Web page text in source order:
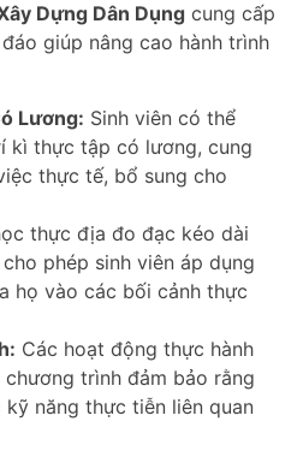
Dựng Dân Dụng cung cấp
giúp nâng cao hành trình
Lương: Sinh viên có thể
kì thực tập có lương, cung
thực tế, bổ sung cho
thực địa đo đạc kéo dài
phép sinh viên áp dụng
họ vào các bối cảnh thực
Các hoạt động thực hành
trình đảm bảo rằng
năng thực tiễn liên quan